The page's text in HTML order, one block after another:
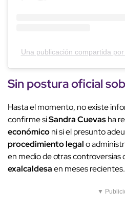
Una publicación compartida
Sin postura oficial
Hasta el momento, no existe
confirme siSandra Cuevasha
económiconi si el presunto
procedimiento legalo
en medio de otras controversias
exalcaldesaen meses recientes.
▼